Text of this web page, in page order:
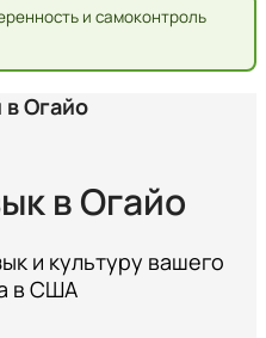
и самоконтроль
в Огайо
в Огайо
и культуру вашего
в США